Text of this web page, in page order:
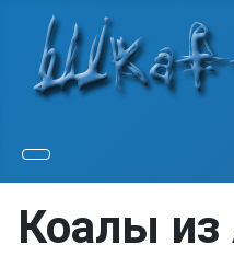
Коалы из